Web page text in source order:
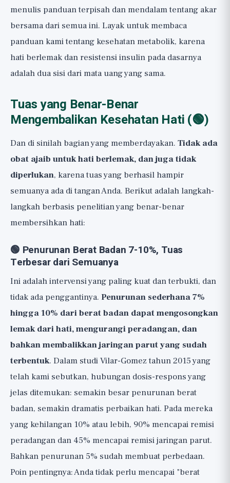
menulis panduan terpisah dan mendalam tentang akar
bersama dari semua ini. Layak untuk membaca
panduan kami tentang kesehatan metabolik, karena
hati berlemak dan resistensi insulin pada dasarnya
adalah dua sisi dari mata uang yang sama.
Tuas yang Benar-Benar
Mengembalikan Kesehatan Hati (🟢)
Dan di sinilah bagian yang memberdayakan. Tidak ada
obat ajaib untuk hati berlemak, dan juga tidak
diperlukan, karena tuas yang berhasil hampir
semuanya ada di tangan Anda. Berikut adalah langkah-
langkah berbasis penelitian yang benar-benar
membersihkan hati:
🟢 Penurunan Berat Badan 7-10%, Tuas
Terbesar dari Semuanya
Ini adalah intervensi yang paling kuat dan terbukti, dan
tidak ada penggantinya. Penurunan sederhana 7%
hingga 10% dari berat badan dapat mengosongkan
lemak dari hati, mengurangi peradangan, dan
bahkan membalikkan jaringan parut yang sudah
terbentuk. Dalam studi Vilar-Gomez tahun 2015 yang
telah kami sebutkan, hubungan dosis-respons yang
jelas ditemukan: semakin besar penurunan berat
badan, semakin dramatis perbaikan hati. Pada mereka
yang kehilangan 10% atau lebih, 90% mencapai remisi
peradangan dan 45% mencapai remisi jaringan parut.
Bahkan penurunan 5% sudah membuat perbedaan.
Poin pentingnya: Anda tidak perlu mencapai "berat